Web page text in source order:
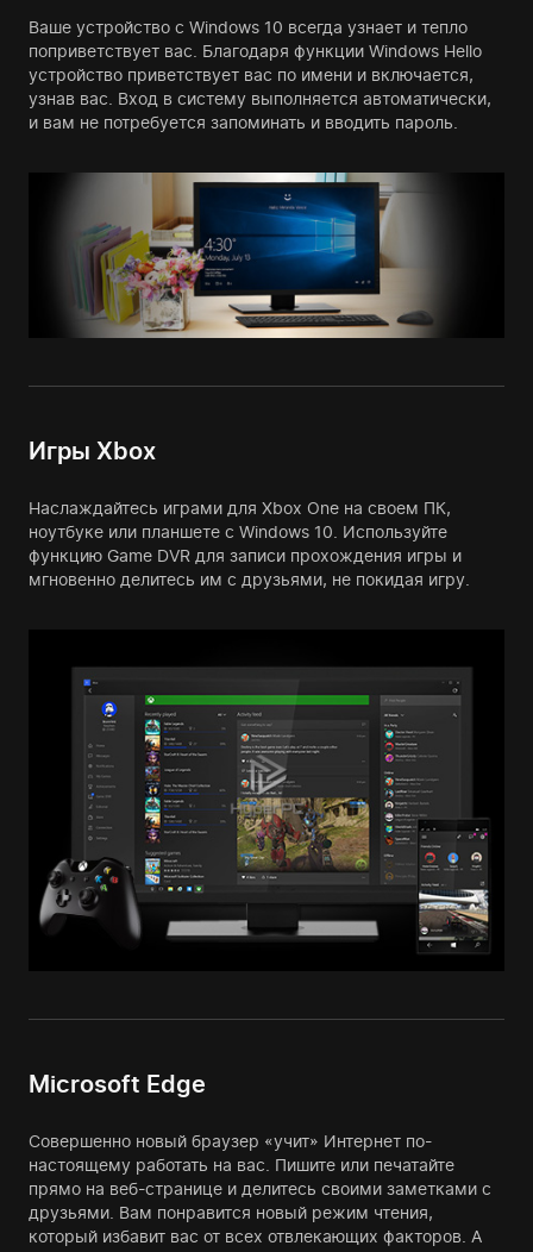
Ваше устройство с Windows 10 всегда узнает и тепло
поприветствует вас. Благодаря функции Windows Hello
устройство приветствует вас по имени и включается,
узнав вас. Вход в систему выполняется автоматически,
и вам не потребуется запоминать и вводить пароль.
Игры Xbox
Наслаждайтесь играми для Xbox One на своем ПК,
ноутбуке или планшете с Windows 10. Используйте
функцию Game DVR для записи прохождения игры и
мгновенно делитесь им с друзьями, не покидая игру.
Microsoft Edge
Совершенно новый браузер «учит» Интернет по-
настоящему работать на вас. Пишите или печатайте
прямо на веб-странице и делитесь своими заметками с
друзьями. Вам понравится новый режим чтения,
который избавит вас от всех отвлекающих факторов. А